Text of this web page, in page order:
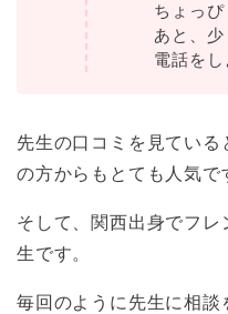
ちょっぴ
あと、
電話をし
先生の口コミを見てい
の方からもとても人気で
そして、関西出身でフ
生です。
毎回のように先生に相談